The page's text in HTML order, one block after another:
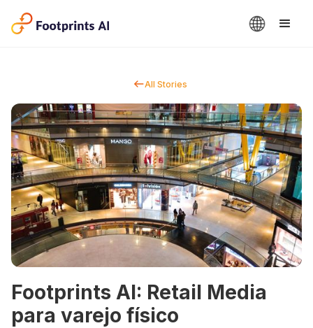
All Stories
Footprints AI: Retail Media
para varejo físico